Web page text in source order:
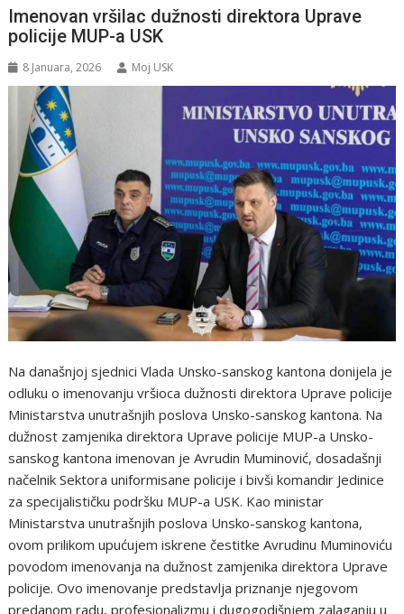
Imenovan vršilac dužnosti direktora Uprave
policije MUP-a USK
8 Januara, 2026 Moj USK
Na današnjoj sjednici Vlada Unsko-sanskog kantona donijela je
odluku o imenovanju vršioca dužnosti direktora Uprave policije
Ministarstva unutrašnjih poslova Unsko-sanskog kantona. Na
dužnost zamjenika direktora Uprave policije MUP-a Unsko-
sanskog kantona imenovan je Avrudin Muminović, dosadašnji
načelnik Sektora uniformisane policije i bivši komandir Jedinice
za specijalističku podršku MUP-a USK. Kao ministar
Ministarstva unutrašnjih poslova Unsko-sanskog kantona,
ovom prilikom upućujem iskrene čestitke Avrudinu Muminoviću
povodom imenovanja na dužnost zamjenika direktora Uprave
policije. Ovo imenovanje predstavlja priznanje njegovom
predanom radu, profesionalizmu i dugogodišnjem zalaganju u